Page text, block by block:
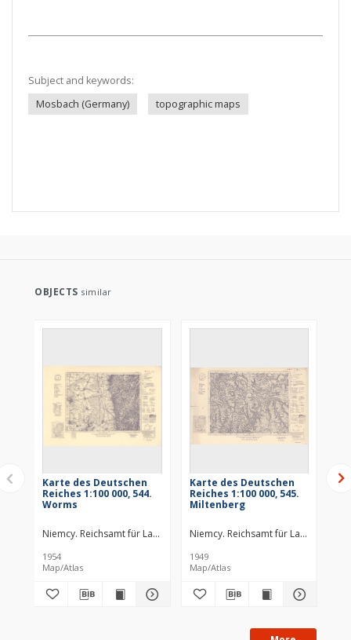
Subject and keywords:
Mosbach (Germany)
topographic maps
OBJECTS similar
Karte des Deutschen
Reiches 1:100 000, 544.
Worms
Niemcy. Reichsamt für Landesaufnahme. Redaktor Prusy.
1954
Map/Atlas
Karte des Deutschen
Reiches 1:100 000, 545.
Miltenberg
Niemcy. Reichsamt für
1949
Map/Atlas